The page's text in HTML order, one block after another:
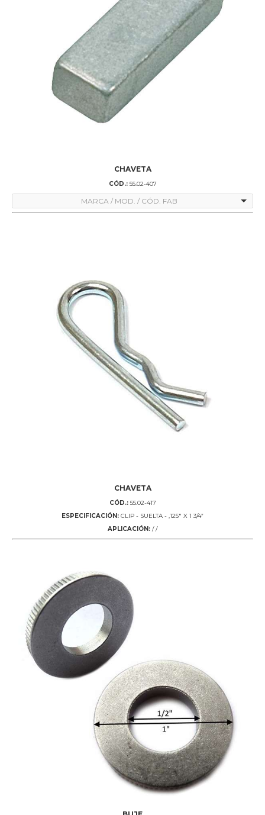
CHAVETA
CÓD.:55.02-407
MARCA / MOD. / CÓD. FAB
CHAVETA
CÓD.:55.02-417
ESPECIFICACIÓN: CLIP - SUELTA - ,125" X 1 3/4”
APLICACIÓN: / /